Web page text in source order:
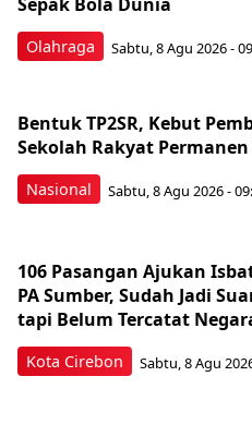
Olahraga Sabtu, 8 Agu 2026 -
Nasional
Bentuk TP2SR, Kebut
Sekolah Rakyat Permanen
Sabtu, 8 Agu 2026 -
Kota Cirebon
106 Pasangan Ajukan
PA Sumber, Sudah Jadi
tapi Belum Tercatat
Sabtu, 8 Agu